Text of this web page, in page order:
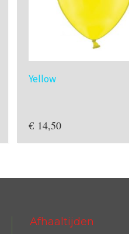
Yellow
€14,50
Afhaaltijden